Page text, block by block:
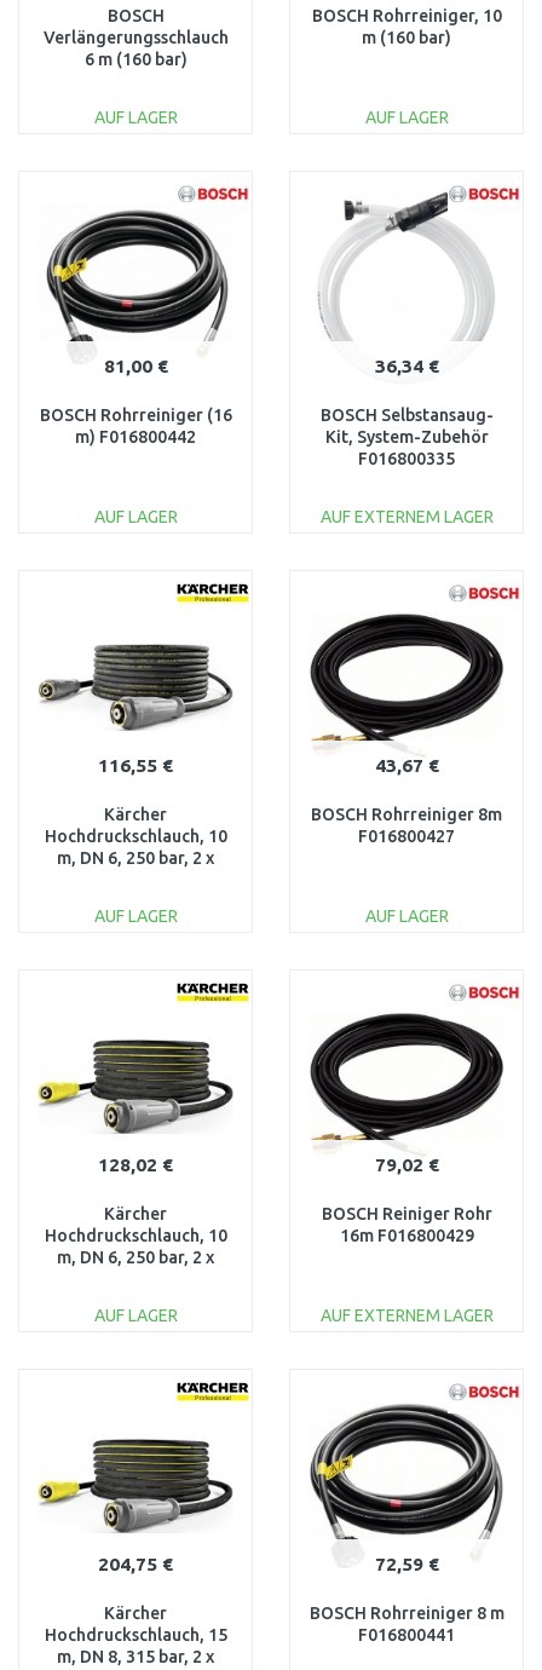
BOSCH
Verlängerungsschlauch
6 m (160 bar)
AUF LAGER
Vergleichen
BOSCH Rohrreiniger, 10
m (160 bar)
AUF LAGER
Vergleichen
81,00 €
BOSCH Rohrreiniger (16
m) F016800442
AUF LAGER
36,34 €
BOSCH Selbstansaug-
Kit, System-Zubehör
F016800335
AUF EXTERNEM LAGER
Vergleichen
116,55 €
Kärcher
Hochdruckschlauch, 10
m, DN 6, 250 bar, 2 x
AUF LAGER
43,67 €
BOSCH Rohrreiniger 8m
F016800427
AUF LAGER
Vergleichen
128,02 €
Kärcher
Hochdruckschlauch, 10
m, DN 6, 250 bar, 2 x
AUF LAGER
79,02 €
BOSCH Reiniger Rohr
16m F016800429
AUF EXTERNEM LAGER
Vergleichen
204,75 €
Kärcher
Hochdruckschlauch, 15
m, DN 8, 315 bar, 2 x
72,59 €
BOSCH Rohrreiniger 8 m
F016800441